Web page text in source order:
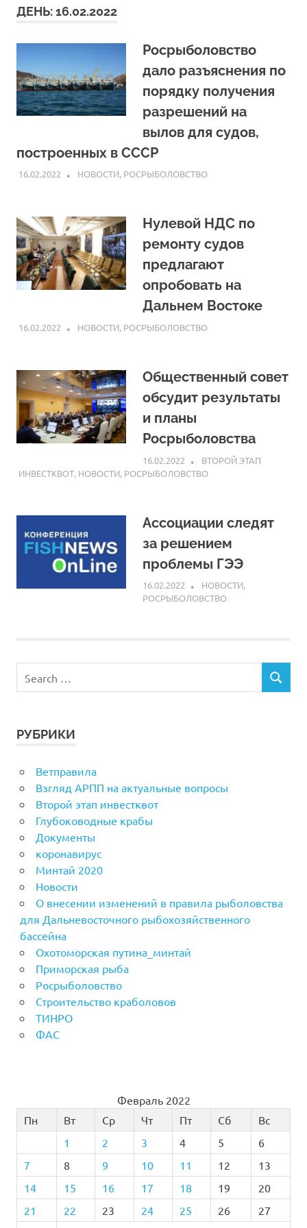
ДЕНЬ:16.02.2022
Росрыболовство
дало разъяснения по
порядку получения
разрешений на
вылов для судов,
построенных в СССР
16.02.2022 ARPP
НОВОСТИ, РОСРЫБОЛОВСТВО
Нулевой НДС по
ремонту судов
предлагают
опробовать на
Дальнем Востоке
16.02.2022 ARPP
НОВОСТИ, РОСРЫБОЛОВСТВО
Общественный совет
обсудит результаты
и планы
Росрыболовства
16.02.2022 ARPP
ВТОРОЙ ЭТАП
ИНВЕСТКВОТ, НОВОСТИ, РОСРЫБОЛОВСТВО
Ассоциации следят
за решением
проблемы ГЭЭ
16.02.2022 ARPP
НОВОСТИ,
РОСРЫБОЛОВСТВО
РУБРИКИ
Ветправила
Взгляд АРПП на актуальные вопросы
Второй этап инвестквот
Глубоководные крабы
Документы
коронавирус
Минтай 2020
Новости
О внесении изменений в правила рыболовства
для Дальневосточного рыбохозяйственного
бассейна
Охотоморская путина_минтай
Приморская рыба
Росрыболовство
Строительство краболовов
ТИНРО
ФАС
Февраль 2022
Пн
Вт Ср Чт Пт Сб
Вс
1
2 3 4 5
6
7
8 9 10 11 12
13
14
15 16 17 18 19
20
21
22 23 24 25 26
27